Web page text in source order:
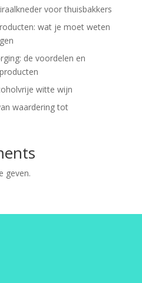
voor thuisbakkers
wat je moet weten
de voordelen en
witte wijn
waardering tot
geven.